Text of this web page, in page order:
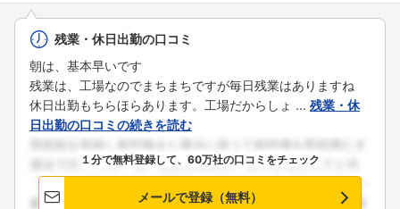
残業・休日出勤の口コミ
朝は、基本早いです
残業は、工場なのでまちまちですが毎日残業はありますね
休日出勤もちらほらあります。工場だからしょ ... 残業・休
日出勤の口コミの続きを読む
１分で無料登録して、60万社の口コミをチェック
メールで登録（無料）